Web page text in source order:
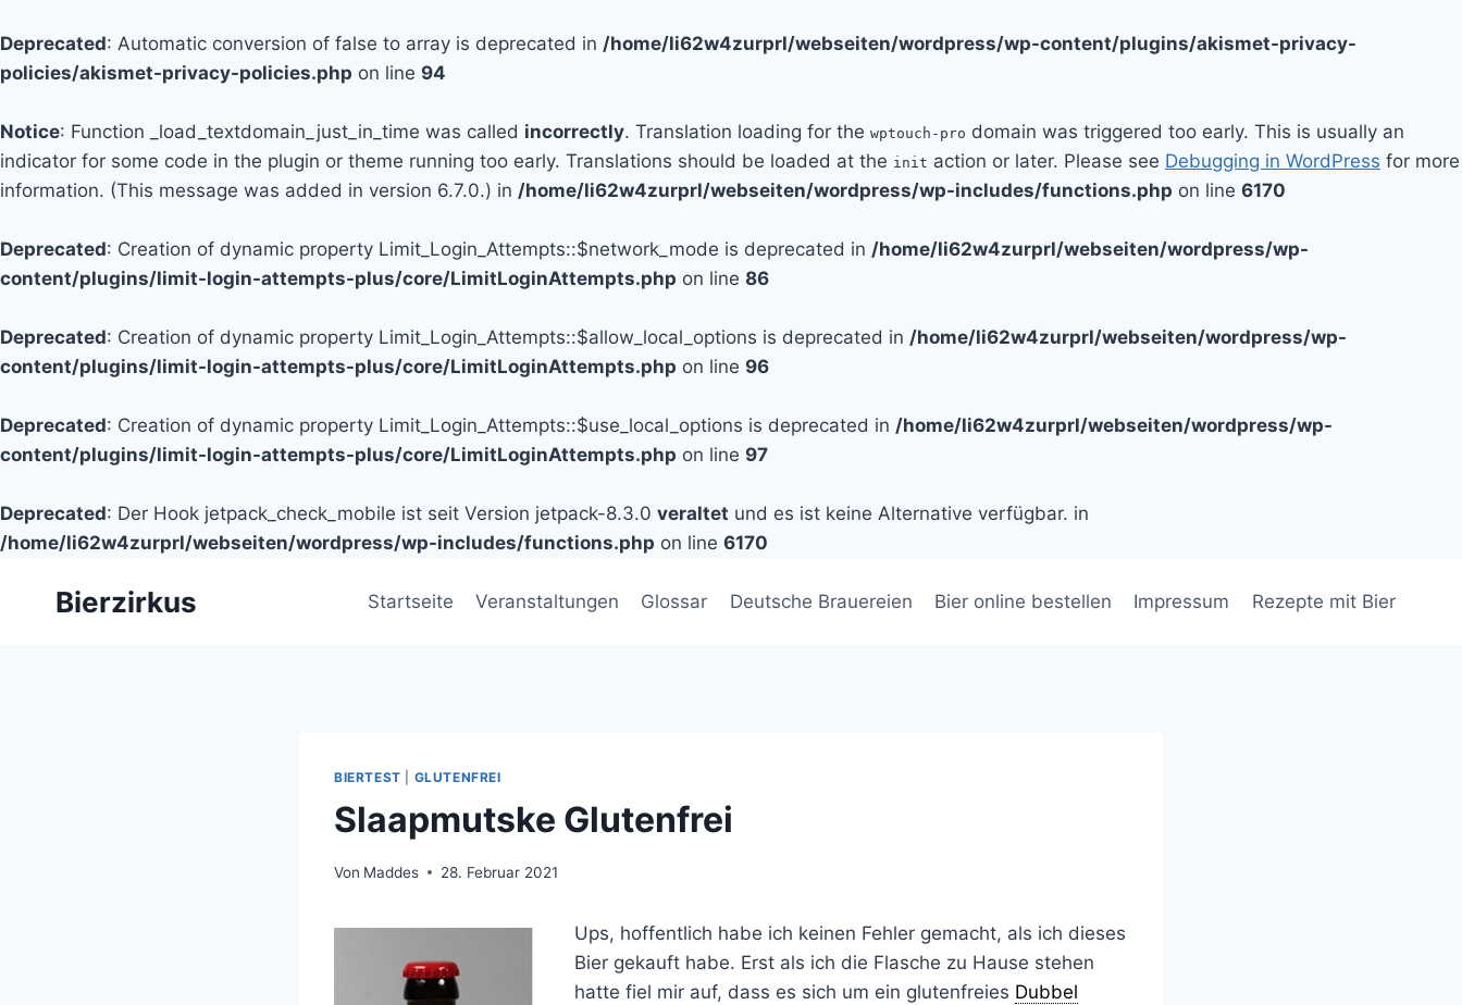
Deprecated: Automatic conversion of false to array is deprecated in /home/li62w4zurprl/webseiten/wordpress/wp-content/plugins/akismet-privacy-
policies/akismet-privacy-policies.php on line 94
Notice: Function _load_textdomain_just_in_time was called incorrectly. Translation loading for the wptouch-pro domain was triggered too early. This is usually an
indicator for some code in the plugin or theme running too early. Translations should be loaded at the init action or later. Please see Debugging in WordPress for more
information. (This message was added in version 6.7.0.) in /home/li62w4zurprl/webseiten/wordpress/wp-includes/functions.php on line 6170
Deprecated: Creation of dynamic property Limit_Login_Attempts::$network_mode is deprecated in /home/li62w4zurprl/webseiten/wordpress/wp-
content/plugins/limit-login-attempts-plus/core/LimitLoginAttempts.php on line 86
Deprecated: Creation of dynamic property Limit_Login_Attempts::$allow_local_options is deprecated in /home/li62w4zurprl/webseiten/wordpress/wp-
content/plugins/limit-login-attempts-plus/core/LimitLoginAttempts.php on line 96
Deprecated: Creation of dynamic property Limit_Login_Attempts::$use_local_options is deprecated in /home/li62w4zurprl/webseiten/wordpress/wp-
content/plugins/limit-login-attempts-plus/core/LimitLoginAttempts.php on line 97
Deprecated: Der Hook jetpack_check_mobile ist seit Version jetpack-8.3.0 veraltet und es ist keine Alternative verfügbar. in
/home/li62w4zurprl/webseiten/wordpress/wp-includes/functions.php on line 6170
Bierzirkus Startseite Veranstaltungen Glossar Deutsche Brauereien Bier online bestellen Impressum Rezepte mit Bier
BIERTEST GLUTENFREI
Slaapmutske Glutenfrei
Von Maddes 28. Februar 2021
Ups, hoffentlich habe ich keinen Fehler gemacht, als ich dieses
Bier gekauft habe. Erst als ich die Flasche zu Hause stehen
hatte fiel mir auf, dass es sich um ein glutenfreies Dubbel